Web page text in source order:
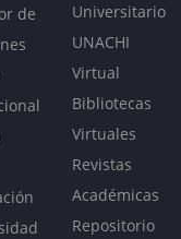
de
Universitario
UNACHI
Virtual
Bibliotecas
Virtuales
Revistas
Académicas
Repositorio